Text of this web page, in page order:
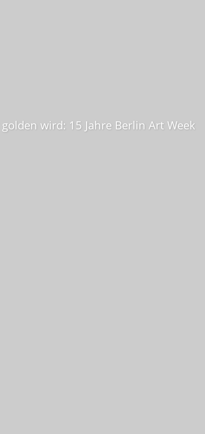
wird: 15 Jahre Berlin Art Week